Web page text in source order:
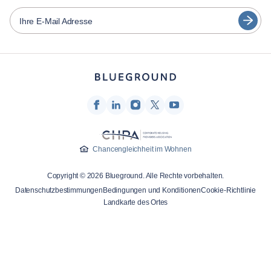
Vermieter von Möbeln
Vermieter
Franchise-Partner
Español
Français
Türkçe
Ihre E-Mail Adresse
Chancengleichheit im Wohnen
Copyright © 2026 Blueground. Alle Rechte vorbehalten.
DatenschutzbestimmungenBedingungen und KonditionenCookie-Richtlinie
Landkarte des Ortes